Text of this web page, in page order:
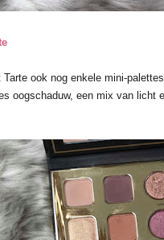
ook nog enkele mini-
oogschaduw, een mix van